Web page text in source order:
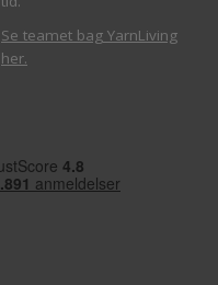
Se teamet bag YarnLiving
her.